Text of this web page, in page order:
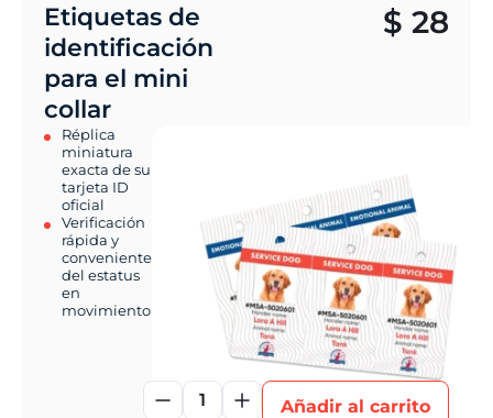
Etiquetas de
identificación
para el mini
collar
Réplica
miniatura
exacta de su
tarjeta ID
oficial
Verificación
rápida y
conveniente
del estatus
en
movimiento
$ 28
1 Añadir al carrito